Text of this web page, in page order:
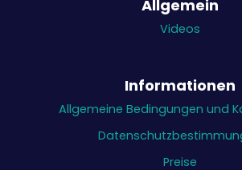
Allgemein
Videos
Informationen
Allgemeine Bedingungen und
Preise